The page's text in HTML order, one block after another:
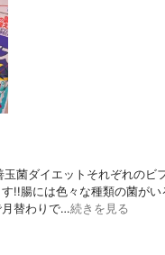
玉菌ダイエットそれぞれのビ
!!腸には色々な種類の菌が
替わりで…続きを見る